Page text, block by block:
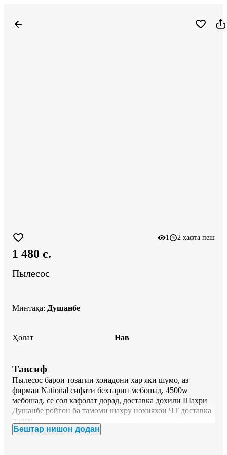
1 2 ҳафта пеш
1 480 c.
Пылесос
Минтақа: Душанбе
Ҳолат Нав
Тавсиф
Пылесос барои тозагии хонадони хар яки шумо, аз
фирмаи National сифати бехтарин мебошад, 4500w
мебошад, се сол кафолат дорад, доставка дохили Шахри
Душанбе ройгон ба тамоми шахру нохияхои ЧТ доставка
дорем.
Бештар нишон додан